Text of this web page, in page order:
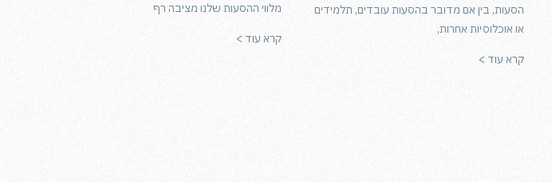
הסעות, בין אם מדובר בהסעות עובדים, תלמידים
או אוכלוסיות אחרות,
קרא עוד >
מלווי ההסעות שלנו מציבה רף
קרא עוד >